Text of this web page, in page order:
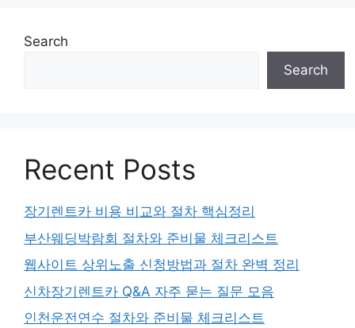
Search
Search
Recent Posts
장기렌트카 비용 비교와 절차 핵심정리
부산웨딩박람회 절차와 준비물 체크리스트
웹사이트 상위노출 신청방법과 절차 완벽 정리
신차장기렌트카 Q&A 자주 묻는 질문 모음
인천운전연수 절차와 준비물 체크리스트